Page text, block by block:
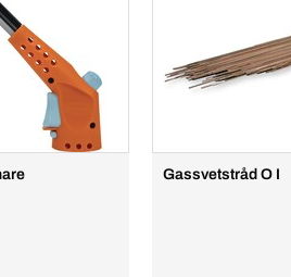
Gassvetstråd O I